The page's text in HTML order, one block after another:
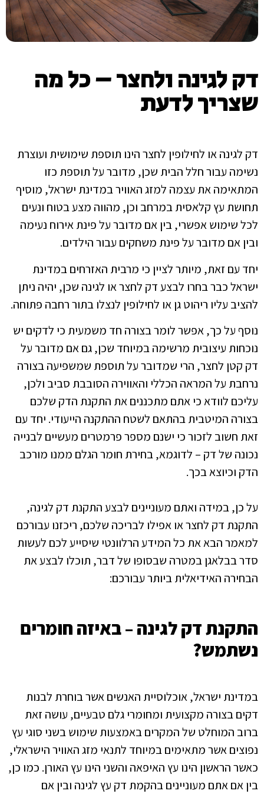
דק לגינה ולחצר – כל מה
שצריך לדעת
דק לגינה או לחילופין לחצר הינו תוספת שימושית ועוצרת
נשימה עבור חלל הבית שכן, מדובר על תוספת כזו
המתאימה את עצמה למזג האוויר במדינת ישראל, מוסיף
תחושת עץ קלאסית במרחב וכן, מהווה מצע בטוח ונעים
לכל שימוש אפשרי, בין אם מדובר על פינת אירוח נעימה
ובין אם מדובר על פינת משחקים עבור הילדים.
יחד עם זאת, מיותר לציין כי מרבית האזרחים במדינת
ישראל כבר בחרו לבצע דק לחצר או לגינה שכן, יהיה ניתן
להציב עליו ריהוט גן או לחילופין לנצלו בתור רחבה פתוחה.
נוסף על כך, אפשר לומר בצורה חד משמעית כי לדקים יש
נוכחות עיצובית מרשימה במיוחד שכן, גם אם מדובר על
דק קטן לחצר, הרי שמדובר על תוספת שמשפיעה בצורה
נרחבת על המראה הכללי והאווירה הסובבת סביב ולכן,
עליכם לוודא כי אתם מתכננים את התקנת הדק שלכם
בצורה המיטבית בהתאם לשטח ההתקנה הייעודי. יחד עם
זאת חשוב לזכור כי ישנם מספר פרמטרים מעשיים לבנייה
נכונה של דק – לדוגמא, בחירת חומר הגלם ממנו מורכב
הדק וכיוצא בכך.
על כן, במידה ואתם מעוניינים לבצע התקנת דק לגינה,
התקנת דק לחצר או אפילו לבריכה שלכם, ריכזנו עבורכם
למאמר הבא את כל המידע הרלוונטי שיסייע לכם לעשות
סדר בבלאגן במטרה שבסופו של דבר, תוכלו לבצע את
הבחירה האידיאלית ביותר עבורכם:
התקנת דק לגינה – באיזה חומרים
נשתמש?
במדינת ישראל, אוכלוסיית האנשים אשר בוחרת לבנות
דקים בצורה מקצועית ומחומרי גלם טבעיים, עושה זאת
ברוב המוחלט של המקרים באמצעות שימוש בשני סוגי עץ
נפוצים אשר מתאימים במיוחד לתנאי מזג האוויר הישראלי,
כאשר הראשון הינו עץ האיפאה והשני הינו עץ האורן. כמו כן,
בין אם אתם מעוניינים בהקמת דק עץ לגינה ובין אם